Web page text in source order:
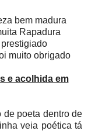
bem madura
Rapadura
muito obrigado
e acolhida em
de poeta dentro de
veia poética tá